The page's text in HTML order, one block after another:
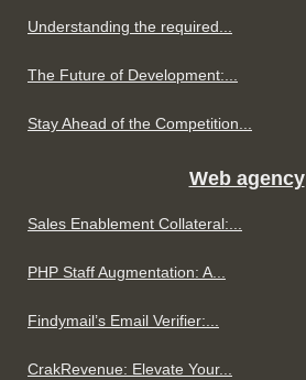
Understanding the required...
The Future of Development:...
Stay Ahead of the Competition...
Web agency
Sales Enablement Collateral:...
PHP Staff Augmentation: A...
Findymail’s Email Verifier:...
CrakRevenue: Elevate Your...